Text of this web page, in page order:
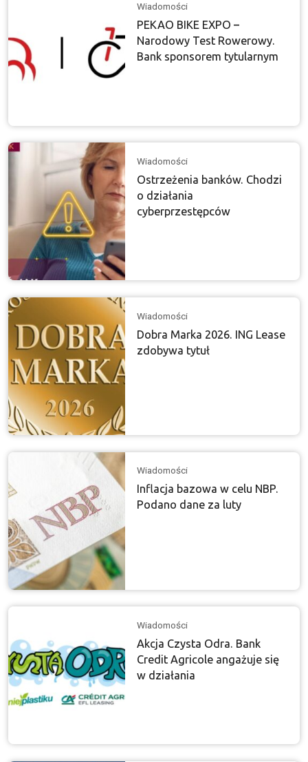
Wiadomości
PEKAO BIKE EXPO –
Narodowy Test Rowerowy.
Bank sponsorem tytularnym
Wiadomości
Ostrzeżenia banków. Chodzi
o działania
cyberprzestępców
Wiadomości
Dobra Marka 2026. ING Lease
zdobywa tytuł
Wiadomości
Inflacja bazowa w celu NBP.
Podano dane za luty
Wiadomości
Akcja Czysta Odra. Bank
Credit Agricole angażuje się
w działania